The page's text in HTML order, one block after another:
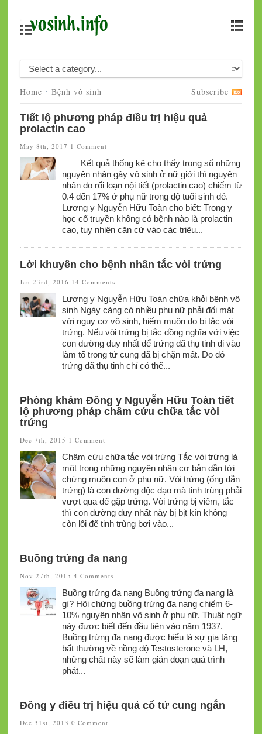
Home Bệnh vô sinh Subscribe
Tiết lộ phương pháp điều trị hiệu quả
prolactin cao
May 8th, 2017 1 Comment
Kết quả thống kê cho thấy trong số những
nguyên nhân gây vô sinh ở nữ giới thì nguyên
nhân do rối loạn nội tiết (prolactin cao) chiếm từ
0.4 đến 17% ở phụ nữ trong độ tuổi sinh đẻ.
Lương y Nguyễn Hữu Toàn cho biết: Trong y
học cổ truyền không có bệnh nào là prolactin
cao, tuy nhiên căn cứ vào các triệu...
Lời khuyên cho bệnh nhân tắc vòi trứng
Jan 23rd, 2016 14 Comments
Lương y Nguyễn Hữu Toàn chữa khỏi bệnh vô
sinh Ngày càng có nhiều phụ nữ phải đối mặt
với nguy cơ vô sinh, hiếm muộn do bị tắc vòi
trứng. Nếu vòi trứng bị tắc đồng nghĩa với việc
con đường duy nhất để trứng đã thụ tinh đi vào
làm tổ trong tử cung đã bị chặn mất. Do đó
trứng đã thụ tinh chỉ có thể...
Phòng khám Đông y Nguyễn Hữu Toàn tiết
lộ phương pháp châm cứu chữa tắc vòi
trứng
Dec 7th, 2015 1 Comment
Châm cứu chữa tắc vòi trứng Tắc vòi trứng là
một trong những nguyên nhân cơ bản dẫn tới
chứng muộn con ở phụ nữ. Vòi trứng (ống dẫn
trứng) là con đường độc đạo mà tinh trùng phải
vượt qua để gặp trứng. Vòi trứng bị viêm, tắc
thì con đường duy nhất này bị bịt kín không
còn lối để tinh trùng bơi vào...
Buồng trứng đa nang
Nov 27th, 2015 4 Comments
Buồng trứng đa nang Buồng trứng đa nang là
gì? Hội chứng buồng trứng đa nang chiếm 6-
10% nguyên nhân vô sinh ở phụ nữ. Thuật ngữ
này được biết đến đầu tiên vào năm 1937.
Buồng trứng đa nang được hiểu là sự gia tăng
bất thường về nồng độ Testosterone và LH,
những chất này sẽ làm gián đoạn quá trình
phát...
Đông y điều trị hiệu quả cổ tử cung ngắn
Dec 31st, 2013 0 Comment